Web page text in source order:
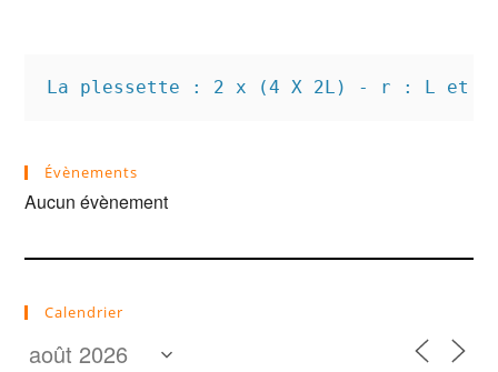
La plessette : 2 x (4 X 2L) - r : L et R
Évènements
Aucun évènement
Calendrier